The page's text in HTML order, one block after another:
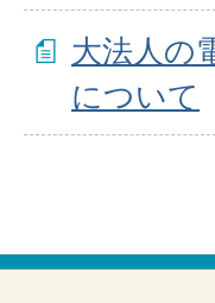
大法人の
について